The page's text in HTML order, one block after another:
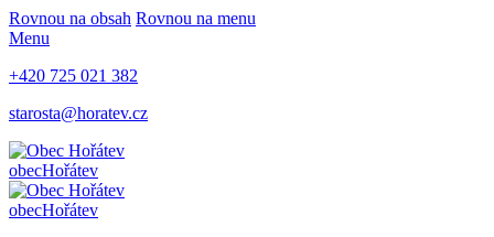
Rovnou na obsah Rovnou na menu
Menu
+420 725 021 382
starosta@horatev.cz
obecHořátev
obecHořátev